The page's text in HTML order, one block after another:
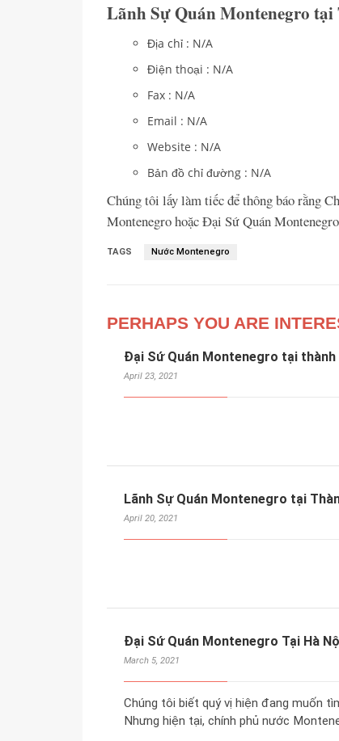
Lãnh Sự Quán Montenegro
Địa chỉ : N/A
Điện thoại : N/A
Fax : N/A
Email : N/A
Website : N/A
Bản đồ chỉ đường : N/A
Chúng tôi lấy làm tiếc để thông báo rằng
Montenegro hoặc Đại Sứ Quán
TAGS Nước Montenegro
PERHAPS YOU ARE
Đại Sứ Quán Montenegro tại thành
April 23, 2021
Lãnh Sự Quán Montenegro tại
April 20, 2021
Đại Sứ Quán Montenegro Tại Hà
March 5, 2021
Chúng tôi biết quý vị hiện đang muốn
Nhưng hiện tại, chính phủ nước